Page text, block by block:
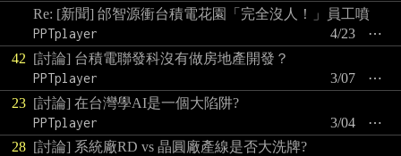
Re: [新聞] 邰智源衝台積電花園「完全沒人！」員工噴
PPTplayer
⋯
4/23
42 [討論] 台積電聯發科沒有做房地產開發？
PPTplayer
⋯
3/07
23 [討論] 在台灣學AI是一個大陷阱?
PPTplayer
⋯
3/04
28 [討論] 系統廠RD vs 晶圓廠產線是否大洗牌?